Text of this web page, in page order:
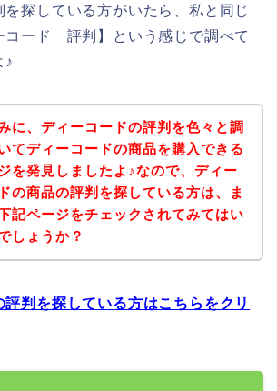
を探している方がいたら、私と同じ
コード 評判】という感じで調べて
♪
に、ディーコードの評判を色々と調
てディーコードの商品を購入できる
を発見しましたよ♪なので、ディー
の商品の評判を探している方は、ま
記ページをチェックされてみてはい
しょうか？
評判を探している方はこちらをクリ